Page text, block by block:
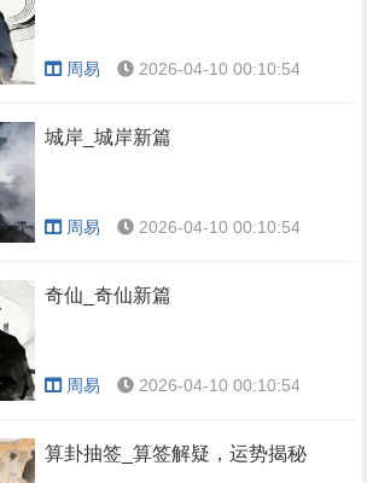
周易 2026-04-10 00:10:54
城岸_城岸新篇
周易 2026-04-10 00:10:54
奇仙_奇仙新篇
周易 2026-04-10 00:10:54
算卦抽签_算签解疑，运势揭秘